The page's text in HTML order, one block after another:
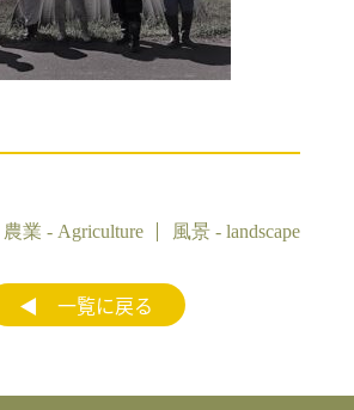
農業 - Agriculture 風景 - landscape
◀︎ 一覧に戻る